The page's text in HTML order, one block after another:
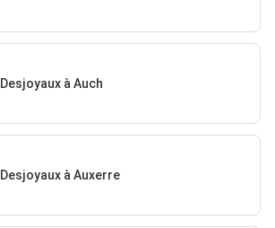
Desjoyaux à Auch
Desjoyaux à Auxerre